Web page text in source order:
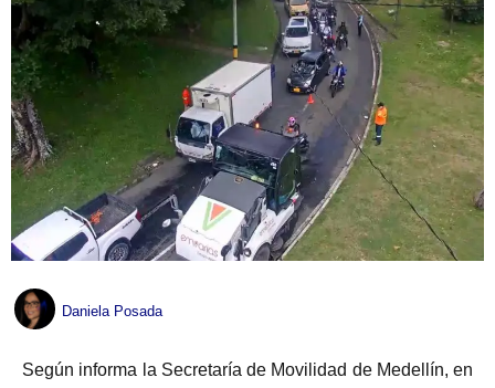
Daniela Posada
Según informa la Secretaría de Movilidad de Medellín, en